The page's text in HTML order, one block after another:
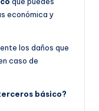
económica y
los daños que
caso de
básico?